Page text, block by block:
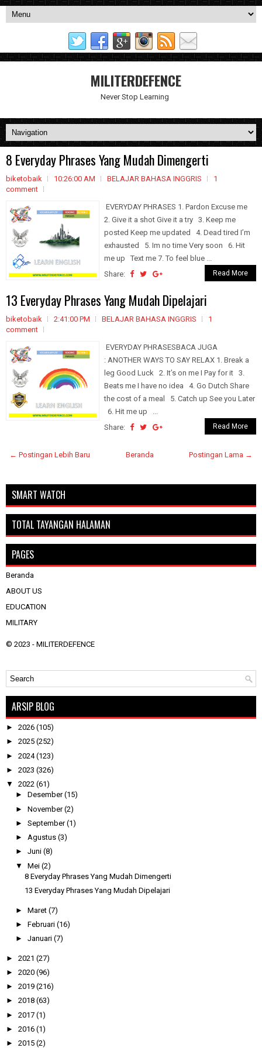
MILITERDEFENCE
Never Stop Learning
8 Everyday Phrases Yang Mudah Dimengerti
biketobaik 10:26:00 AM BELAJAR BAHASA INGGRIS
1
comment
EVERYDAY PHRASES 1. Pardon Excuse me
2. Give it a shot Give it a try 3. Keep me
posted Keep me updated 4. Dead tired I’m
exhausted 5. Im no time Very soon 6. Hit
me up Text me 7. To feel blue ...
Share:
Read More
13 Everyday Phrases Yang Mudah Dipelajari
biketobaik 2:41:00 PM BELAJAR BAHASA INGGRIS
1
comment
EVERYDAY PHRASESBACA JUGA
: ANOTHER WAYS TO SAY RELAX 1. Break a
leg Good Luck 2. It’s on me I Pay for it 3.
Beats me I have no idea 4. Go Dutch Share
the cost of a meal 5. Catch up See you Later
6. Hit me up ...
Share:
Read More
← Postingan Lebih Baru Postingan Lama →
Beranda
SMART WATCH
TOTAL TAYANGAN HALAMAN
PAGES
Beranda
ABOUT US
EDUCATION
MILITARY
© 2023 - MILITERDEFENCE
ARSIP BLOG
► 2026 (105)
► 2025 (252)
► 2024(123)
► 2023 (326)
▼ 2022 (61)
► Desember(15)
► November(2)
► September(1)
► Agustus (3)
► Juni (8)
▼ Mei (2)
8 Everyday Phrases Yang Mudah Dimengerti
13 Everyday Phrases Yang Mudah Dipelajari
► Maret (7)
► Februari (16)
► Januari (7)
► 2021 (27)
► 2020 (96)
► 2019 (216)
► 2018 (63)
► 2017 (1)
► 2016 (1)
► 2015 (2)